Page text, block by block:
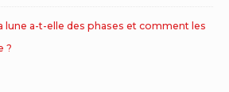
lune a-t-elle des phases et comment les
?